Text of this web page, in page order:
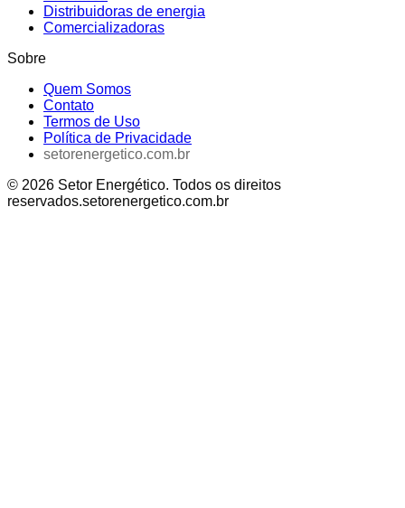
Distribuidoras de energia
Comercializadoras
Sobre
Quem Somos
Contato
Termos de Uso
Política de Privacidade
setorenergetico.com.br
© 2026 Setor Energético. Todos os direitos
reservados.setorenergetico.com.br